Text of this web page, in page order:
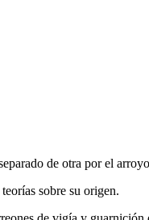
de otra por el
sobre su origen.